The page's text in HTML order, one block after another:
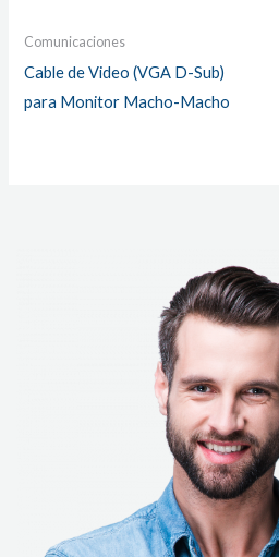
Comunicaciones
Cable de Video (VGA D-Sub)
para Monitor Macho-Macho